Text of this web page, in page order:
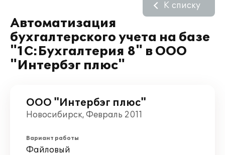
Автоматизация
бухгалтерского учета на базе
"1С:Бухгалтерия 8" в ООО
"Интербэг плюс"
К списку
ООО "Интербэг плюс"
Новосибирск, Февраль 2011
Вариант работы
Файловый